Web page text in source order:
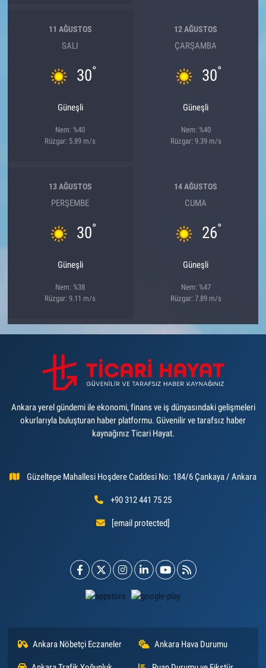
11 AĞUSTOS
SALI
30°
Güneşli
Nem: %40
Rüzgar: 5.89 m/s
12 AĞUSTOS
ÇARŞAMBA
30°
Güneşli
Nem: %40
Rüzgar: 9.39 m/s
13 AĞUSTOS
PERŞEMBE
30°
Güneşli
Nem: %38
Rüzgar: 9.11 m/s
14 AĞUSTOS
CUMA
26°
Güneşli
Nem: %47
Rüzgar: 7.89 m/s
Ankara yerel gündemi ile ekonomi, finans ve iş dünyasındaki gelişmeleri
okurlarıyla buluşturan haber platformu. Güvenilir ve tarafsız haber
kaynağınız Ticari Hayat.
Güzeltepe Mahallesi Hoşdere Caddesi No: 184/6 Çankaya / Ankara
+90 312 441 75 25
[email protected]
Ankara Nöbetçi Eczaneler Ankara Hava Durumu